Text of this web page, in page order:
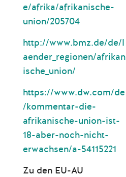
e/afrika/afrikanische-
union/205704
http://www.bmz.de/de/l
aender_regionen/afrikan
ische_union/
https://www.dw.com/de
/kommentar-die-
afrikanische-union-ist-
18-aber-noch-nicht-
erwachsen/a-54115221
Zu den EU-AU